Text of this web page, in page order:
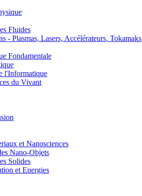
Fluides
Plasmas, Lasers, Accélérateurs, Tokamaks
Fondamentale
l'Informatique
du Vivant
et Nanosciences
Nano-Objets
Solides
et Energies